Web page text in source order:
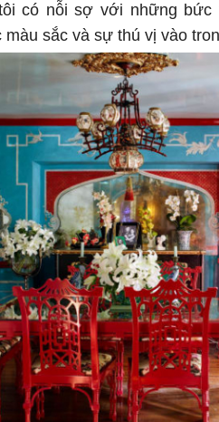
có nỗi sợ với những
sắc và sự thú vị vào